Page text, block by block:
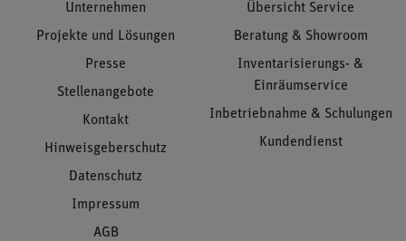
Unternehmen
Projekte und Lösungen
Presse
Stellenangebote
Kontakt
Hinweisgeberschutz
Datenschutz
Impressum
AGB
Übersicht Service
Beratung & Showroom
Inventarisierungs- &
Einräumservice
Inbetriebnahme & Schulungen
Kundendienst